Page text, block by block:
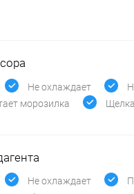
Не охлаждает
морозилка
Не охлаждает